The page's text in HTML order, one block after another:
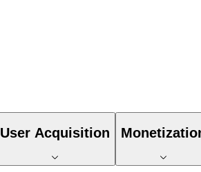
User Acquisition